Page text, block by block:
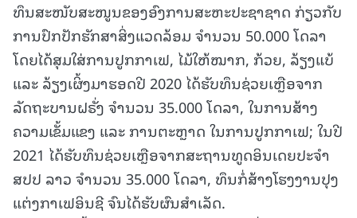
ທຶນສະໜັບສະໜູນຂອງອົງການສະຫະປະຊາຊາດ ກ່ຽວກັບ
ການປົກປັກຮັກສາສິ່ງແວດລ້ອມ ຈຳນວນ 50.000 ໂດລາ
ໂດຍໄດ້ສຸມໃສ່ການປູກກາເຟ, ໄມ້ໃຫ້ໝາກ, ກ້ວຍ, ລ້ຽງແບ້
ແລະ ລ້ຽງເຜິ້ງມາຮອດປີ 2020 ໄດ້ຮັບທຶນຊ່ວຍເຫຼືອຈາກ
ລັດຖະບານຝຣັ່ງ ຈຳນວນ 35.000 ໂດລາ, ໃນການສ້າງ
ຄວາມເຂັ້ມແຂງ ແລະ ການຕະຫຼາດ ໃນການປູກກາເຟ; ໃນປີ
2021 ໄດ້ຮັບທຶນຊ່ວຍເຫຼືອຈາກສະຖານທູດອິນເດຍປະຈຳ
ສປປ ລາວ ຈຳນວນ 35.000 ໂດລາ, ທຶນກໍ່ສ້າງໂຮງງານປຸງ
ແຕ່ງກາເຟອິນຊີ ຈົນໄດ້ຮັບຜົນສຳເລັດ.